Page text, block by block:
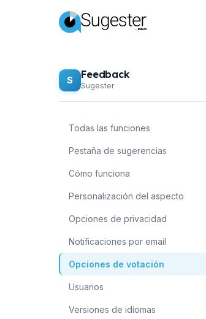
S Feedback
Sugester
Todas las funciones
Pestaña de sugerencias
Cómo funciona
Personalización del aspecto
Opciones de privacidad
Notificaciones por email
Opciones de votación
Usuarios
Versiones de idiomas